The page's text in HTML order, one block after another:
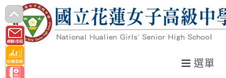
跳
轉
至
主
要
選單